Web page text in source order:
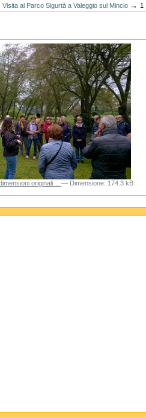
Visita al Parco Sigurtà a Valeggio sul Mincio → 1
originali… — Dimensione: 174.3 kB